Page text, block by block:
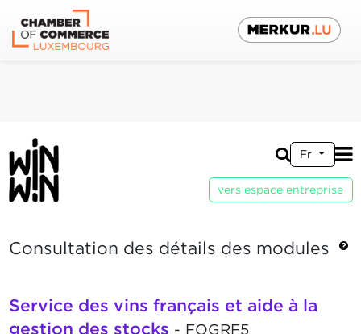
Fr
vers espace entreprise
Consultation des détails des modules
Service des vins français et aide à la
gestion des stocks - FOGRF5